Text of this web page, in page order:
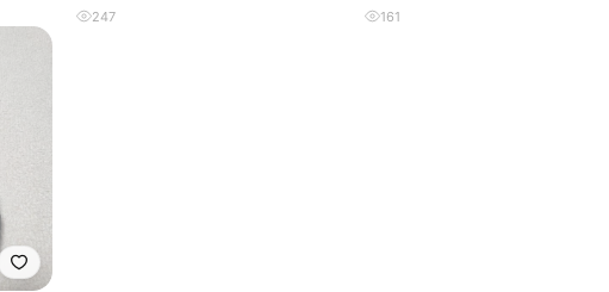
247 161